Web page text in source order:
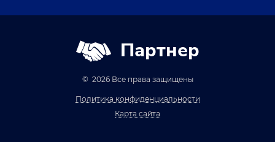
Партнер
© 2026 Все права защищены
Политика конфиденциальности
Карта сайта